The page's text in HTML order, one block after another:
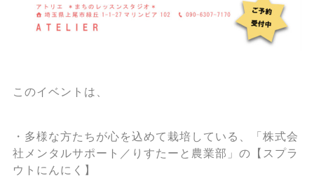
このイベントは、
・多様な方たちが心を込めて栽培している、「株式会
社メンタルサポート／りすたーと農業部」の【スプラ
ウトにんにく】